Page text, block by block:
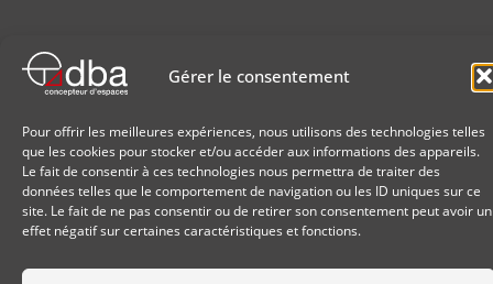
Gérer le consentement
Pour offrir les meilleures expériences, nous utilisons des technologies telles
que les cookies pour stocker et/ou accéder aux informations des appareils.
Le fait de consentir à ces technologies nous permettra de traiter des
données telles que le comportement de navigation ou les ID uniques sur ce
site. Le fait de ne pas consentir ou de retirer son consentement peut avoir un
effet négatif sur certaines caractéristiques et fonctions.